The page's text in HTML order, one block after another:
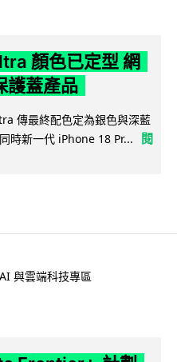
顏色已定型 網
護蓋產品
傳最終配色定為銀色與深藍
時新一代 iPhone 18 Pr...
閱
與雲端科技專區